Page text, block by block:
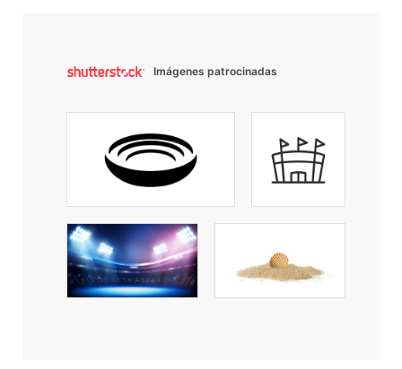
Imágenes patrocinadas